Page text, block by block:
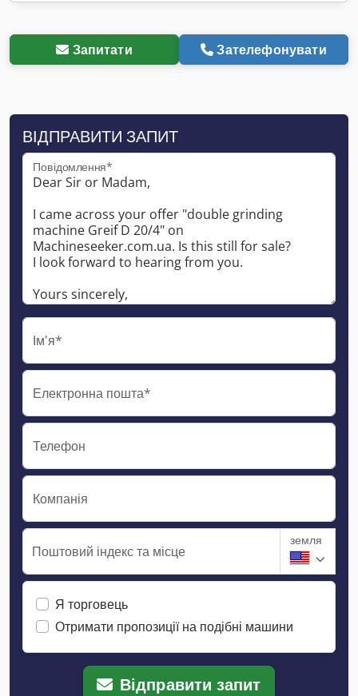
Запитати Зателефонувати
ВІДПРАВИТИ ЗАПИТ
Повідомлення*
Ім'я*
Електронна пошта*
Телефон
Компанія
Поштовий індекс та місце
земля
Я торговець
Отримати пропозиції на подібні машини
Відправити запит